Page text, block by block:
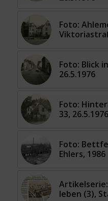
Foto:
Foto: Blick
26.5.1976
Foto:
33, 26.5.1976
Foto:
Ehlers, 1986
leben (3),